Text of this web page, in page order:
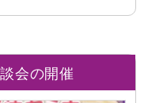
会の開催